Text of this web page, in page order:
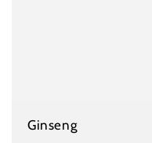
Ginseng